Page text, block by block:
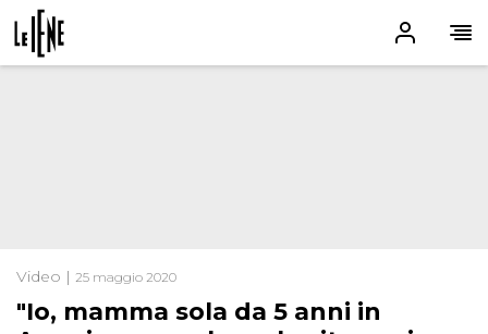
Video | 25 maggio 2020
"Io, mamma sola da 5 anni in